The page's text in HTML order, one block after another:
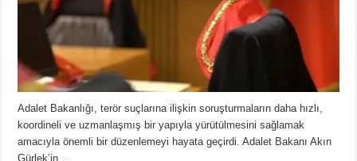
Adalet Bakanlığı, terör suçlarına ilişkin soruşturmaların daha hızlı,
koordineli ve uzmanlaşmış bir yapıyla yürütülmesini sağlamak
amacıyla önemli bir düzenlemeyi hayata geçirdi. Adalet Bakanı Akın
Gürlek’in …